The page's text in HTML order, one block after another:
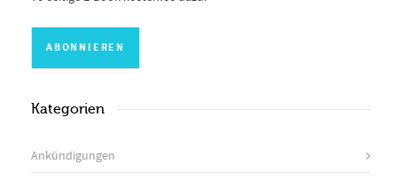
Kategorien
Ankündigungen